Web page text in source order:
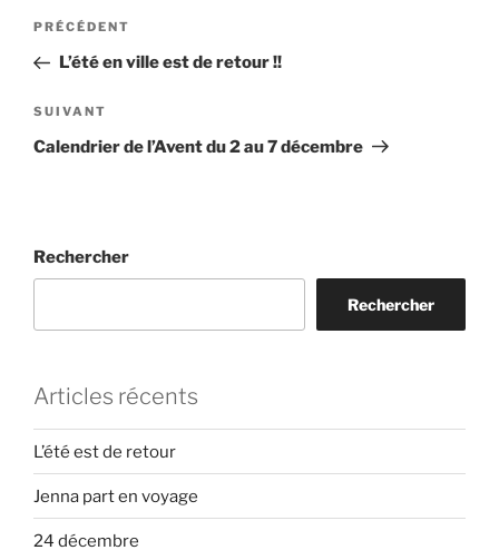
Navigation
l’article
Article
précédent
PRÉCÉDENT
L’été en ville est de retour !!
Article
suivant
SUIVANT
Calendrier de l’Avent du 2 au 7 décembre
Rechercher
Rechercher
Articles récents
L’été est de retour
Jenna part en voyage
24 décembre